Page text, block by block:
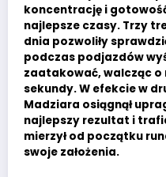
koncentrację i
najlepsze czasy. Trzy
dnia pozwoliły
podczas podjazdów
zaatakować, walcząc o
sekundy. W efekcie w
Madziara osiągnął
najlepszy rezultat i
mierzył od początku
swoje założenia.